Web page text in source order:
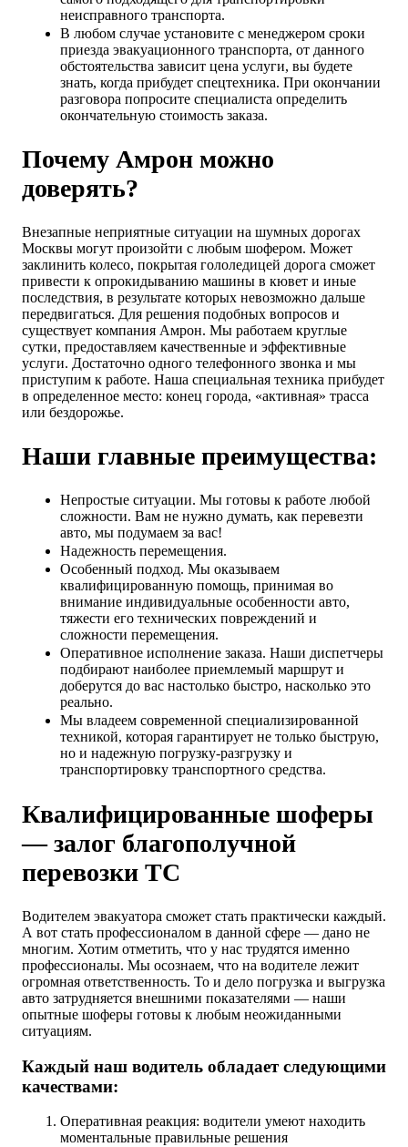
неисправного транспорта.
В любом случае установите с менеджером сроки
приезда эвакуационного транспорта, от данного
обстоятельства зависит цена услуги, вы будете
знать, когда прибудет спецтехника. При окончании
разговора попросите специалиста определить
окончательную стоимость заказа.
Почему Амрон можно
доверять?
Внезапные неприятные ситуации на шумных дорогах
Москвы могут произойти с любым шофером. Может
заклинить колесо, покрытая гололедицей дорога сможет
привести к опрокидыванию машины в кювет и иные
последствия, в результате которых невозможно дальше
передвигаться. Для решения подобных вопросов и
существует компания Амрон. Мы работаем круглые
сутки, предоставляем качественные и эффективные
услуги. Достаточно одного телефонного звонка и мы
приступим к работе. Наша специальная техника прибудет
в определенное место: конец города, «активная» трасса
или бездорожье.
Наши главные преимущества:
Непростые ситуации. Мы готовы к работе любой
сложности. Вам не нужно думать, как перевезти
авто, мы подумаем за вас!
Надежность перемещения.
Особенный подход. Мы оказываем
квалифицированную помощь, принимая во
внимание индивидуальные особенности авто,
тяжести его технических повреждений и
сложности перемещения.
Оперативное исполнение заказа. Наши диспетчеры
подбирают наиболее приемлемый маршрут и
доберутся до вас настолько быстро, насколько это
реально.
Мы владеем современной специализированной
техникой, которая гарантирует не только быструю,
но и надежную погрузку-разгрузку и
транспортировку транспортного средства.
Квалифицированные шоферы
— залог благополучной
перевозки ТС
Водителем эвакуатора сможет стать практически каждый.
А вот стать профессионалом в данной сфере — дано не
многим. Хотим отметить, что у нас трудятся именно
профессионалы. Мы осознаем, что на водителе лежит
огромная ответственность. То и дело погрузка и выгрузка
авто затрудняется внешними показателями — наши
опытные шоферы готовы к любым неожиданными
ситуациям.
Каждый наш водитель обладает следующими
качествами:
Оперативная реакция: водители умеют находить
моментальные правильные решения